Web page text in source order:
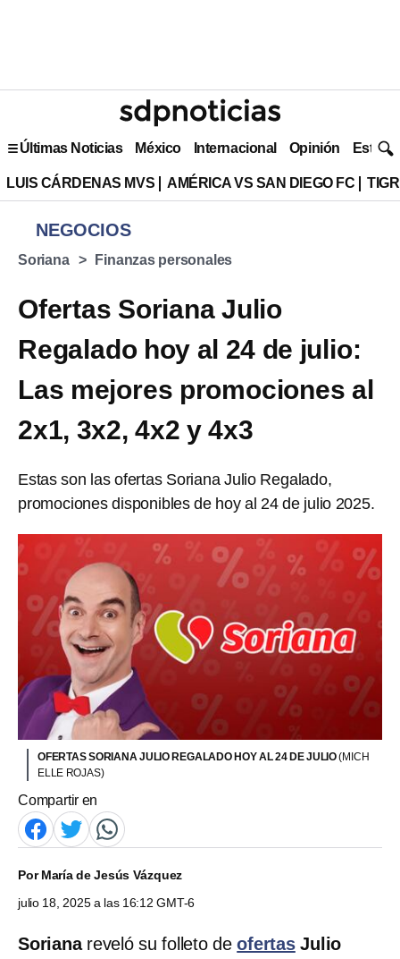
Últimas Noticias México Internacional Opinión Estilo
LUIS CÁRDENAS MVS AMÉRICA VS SAN DIEGO FC
NEGOCIOS
Soriana Finanzas personales
Ofertas Soriana Julio
Regalado hoy al 24 de julio:
Las mejores promociones al
2x1, 3x2, 4x2 y 4x3
Estas son las ofertas Soriana Julio Regalado,
promociones disponibles de hoy al 24 de julio 2025.
OFERTAS SORIANA JULIO REGALADO HOY AL 24 DE JULIO(MICH
ELLE ROJAS)
Compartir en
PorMaría de Jesús Vázquez
julio 18, 2025 a las 16:12 GMT-6
Sorianareveló su folleto de ofertasJulio